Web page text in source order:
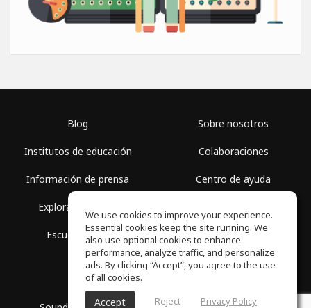
Blog
Institutos de educación
Información de prensa
Explorar espacios
Escuela gratis
Sobre nosotros
Colaboraciones
Centro de ayuda
Política de privacidad
We use cookies to improve your experience.
Essential cookies keep the site running. We
also use optional cookies to enhance
performance, analyze traffic, and personalize
ads. By clicking “Accept”, you agree to the use
of all cookies.
Accept Reject Privacy Policy